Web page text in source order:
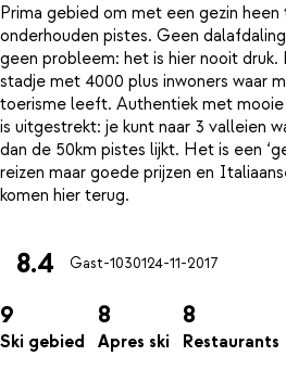
Prima gebied om met een gezin
onderhouden pistes. Geen
geen probleem: het is hier nooit druk.
stadje met 4000 plus inwoners waar
toerisme leeft. Authentiek met
is uitgestrekt: je kunt naar 3 valleien
dan de 50km pistes lijkt. Het is een
reizen maar goede prijzen en
8.4 Gast-1030124-11-2017
9
Ski gebied
8
Apres ski
8
Restaurants